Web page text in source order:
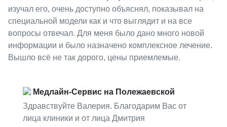
изучал его, очень доступно объяснял, показывал на
специальной модели как и что выглядит и на все
вопросы отвечал. Для меня было дано много новой
информации и было назначено комплексное лечение.
Вышло всё не так дорого, цены приемлемые.
Медлайн-Сервис на Полежаевской
Здравствуйте Валерия. Благодарим Вас от
лица клиники и от лица Дмитрия